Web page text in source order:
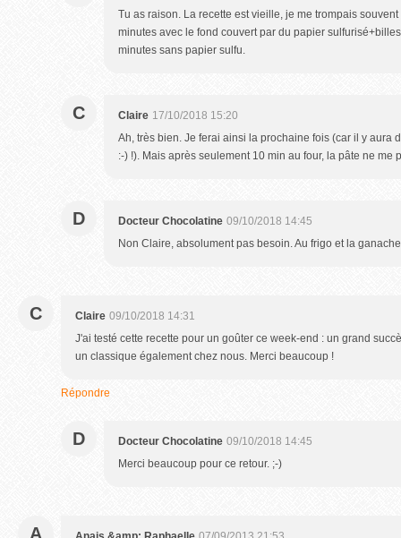
Tu as raison. La recette est vieille, je me trompais
minutes avec le fond couvert par du papier
minutes sans papier sulfu.
C Claire 17/10/2018 15:20
Ah, très bien. Je ferai ainsi la prochaine fois (car il y aura
:-) !). Mais après seulement 10 min au four, la pâte ne me
D Docteur Chocolatine 09/10/2018 14:45
Non Claire, absolument pas besoin. Au frigo et la
C Claire 09/10/2018 14:31
J'ai testé cette recette pour un goûter ce week-end : un grand
un classique également chez nous. Merci beaucoup !
Répondre
D Docteur Chocolatine 09/10/2018 14:45
Merci beaucoup pour ce retour. ;-)
A